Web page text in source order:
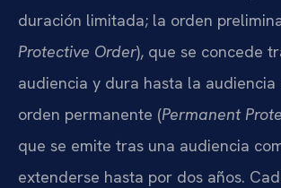
duración limitada; la orden
Protective Order), que se concede
audiencia y dura hasta la
orden permanente (Permanent
que se emite tras una audiencia
extenderse hasta por dos años.